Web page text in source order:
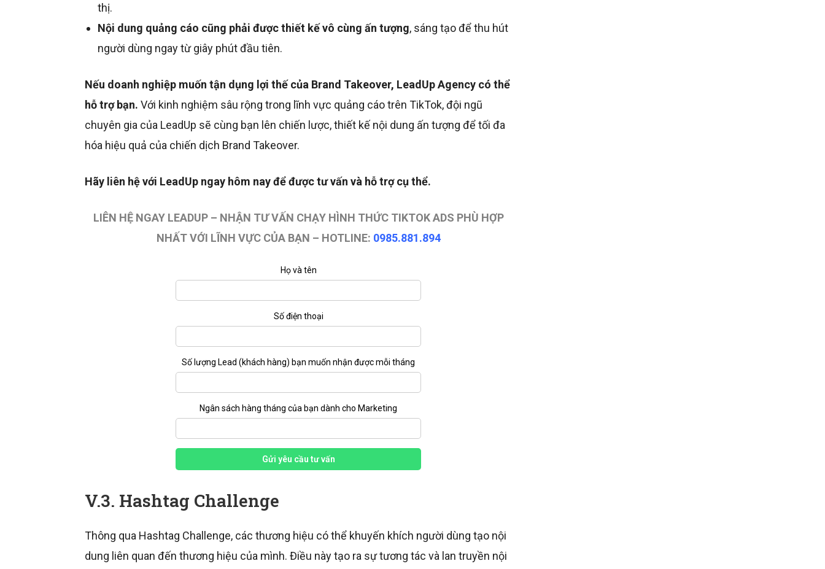
thị.
Nội dung quảng cáo cũng phải được thiết kế vô cùng ấn tượng, sáng tạo để thu hút
người dùng ngay từ giây phút đầu tiên.
Nếu doanh nghiệp muốn tận dụng lợi thế của Brand Takeover, LeadUp Agency có thể
hỗ trợ bạn. Với kinh nghiệm sâu rộng trong lĩnh vực quảng cáo trên TikTok, đội ngũ
chuyên gia của LeadUp sẽ cùng bạn lên chiến lược, thiết kế nội dung ấn tượng để tối đa
hóa hiệu quả của chiến dịch Brand Takeover.
Hãy liên hệ với LeadUp ngay hôm nay để được tư vấn và hỗ trợ cụ thể.
LIÊN HỆ NGAY LEADUP – NHẬN TƯ VẤN CHẠY HÌNH THỨC TIKTOK ADS PHÙ HỢP
NHẤT VỚI LĨNH VỰC CỦA BẠN – HOTLINE: 0985.881.894
Họ và tên
Số lượng Lead (khách hàng) bạn muốn nhận được mỗi tháng
Ngân sách hàng tháng của bạn dành cho Marketing
Số điện thoại
Gửi yêu cầu tư vấn
V.3. Hashtag Challenge
Thông qua Hashtag Challenge, các thương hiệu có thể khuyến khích người dùng tạo nội
dung liên quan đến thương hiệu của mình. Điều này tạo ra sự tương tác và lan truyền nội